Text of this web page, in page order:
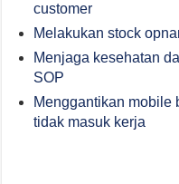
customer
Melakukan stock
Menjaga kesehatan
SOP
Menggantikan mobile
tidak masuk kerja